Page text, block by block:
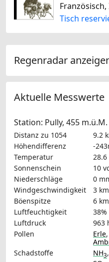
Tisch
Regenradar
Aktuelle Messwerte
Station: Pully, 455 m.ü.M.
Distanz zu 1054
9.2
Höhendifferenz
-
Temperatur
28.6
Sonnenschein
10
Niederschläge
0
Windgeschwindigkeit
3
Böenspitze
6
Luftfeuchtigkeit
38%
Luftdruck
963
Pollen
Erle,
Schadstoffe
NH3,